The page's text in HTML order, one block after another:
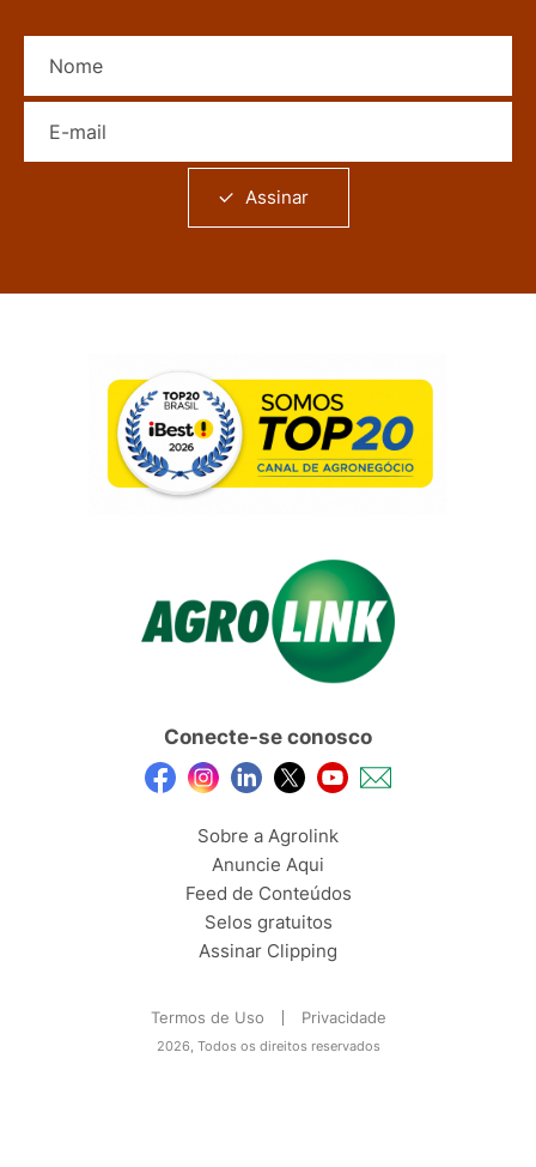
Assinar
Conecte-se conosco
Sobre a Agrolink
Anuncie Aqui
Feed de Conteúdos
Selos gratuitos
Assinar Clipping
Termos de Uso Privacidade
2026, Todos os direitos reservados